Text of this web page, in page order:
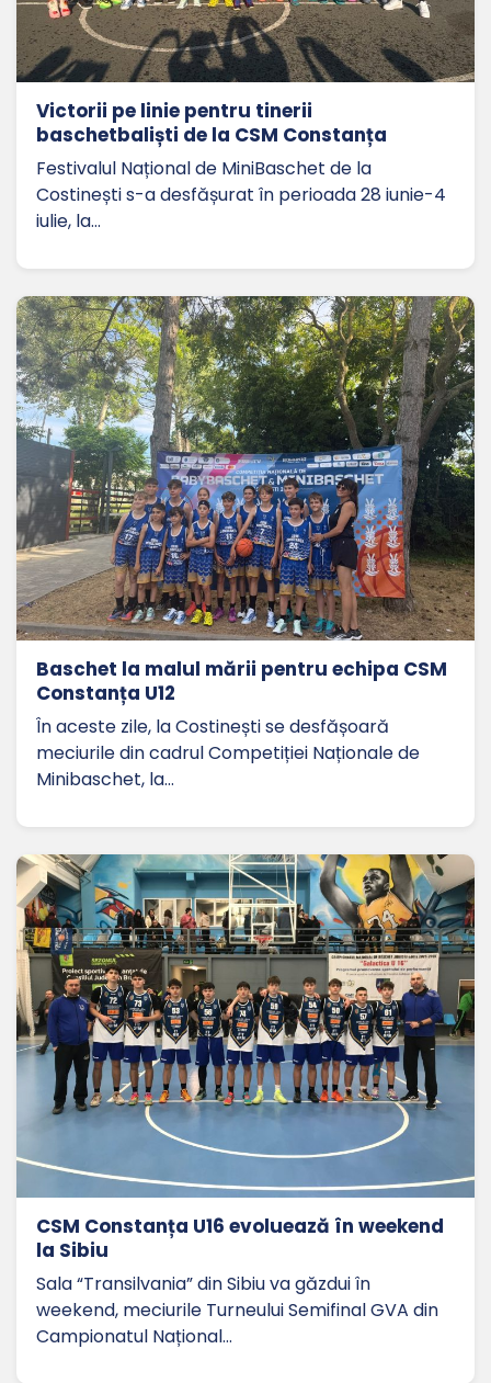
Victorii pe linie pentru tinerii
baschetbaliști de la CSM Constanța
Festivalul Național de MiniBaschet de la
Costinești s-a desfășurat în perioada 28 iunie-4
iulie, la…
Baschet la malul mării pentru echipa CSM
Constanța U12
În aceste zile, la Costinești se desfășoară
meciurile din cadrul Competiției Naționale de
Minibaschet, la…
CSM Constanța U16 evoluează în weekend
la Sibiu
Sala “Transilvania” din Sibiu va găzdui în
weekend, meciurile Turneului Semifinal GVA din
Campionatul Național…